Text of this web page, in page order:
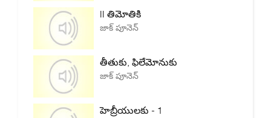
II తిమోతికి
జాక్ పూనెన్
తీతుకు, ఫిలేమోనుకు
జాక్ పూనెన్
హెబ్రీయులకు - 1